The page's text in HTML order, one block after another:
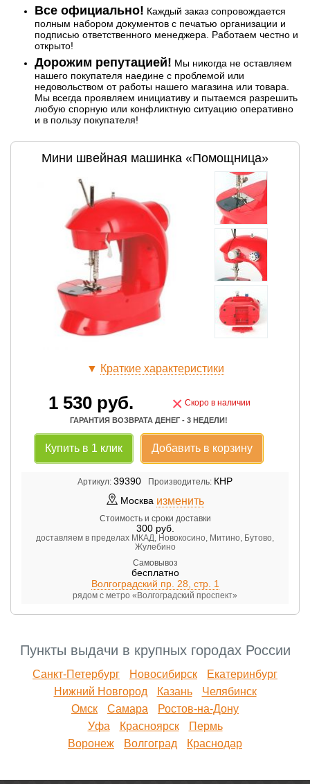
Все официально! Каждый заказ сопровождается
полным набором документов с печатью организации и
подписью ответственного менеджера. Работаем честно и
открыто!
Дорожим репутацией! Мы никогда не оставляем
нашего покупателя наедине с проблемой или
недовольством от работы нашего магазина или товара.
Мы всегда проявляем инициативу и пытаемся разрешить
любую спорную или конфликтную ситуацию оперативно
и в пользу покупателя!
Мини швейная машинка «Помощница»
▼ Краткие характеристики
1 530руб. × Скоро в наличии
ГАРАНТИЯ ВОЗВРАТА ДЕНЕГ - 3 НЕДЕЛИ!
Купить в 1 клик Добавить в корзину
Артикул: 39390 Производитель: КНР
Москва изменить
Стоимость и сроки доставки
300руб.
доставляем в пределах МКАД, Новокосино, Митино, Бутово,
Жулебино
Самовывоз
бесплатно
Волгоградский пр. 28, стр. 1
рядом с метро «Волгоградский проспект»
Пункты выдачи в крупных городах России
Санкт-Петербург Новосибирск
Екатеринбург
Нижний Новгород
Казань
Челябинск
Омск
Самара
Ростов-на-Дону
Уфа
Красноярск
Пермь
Воронеж
Волгоград Краснодар